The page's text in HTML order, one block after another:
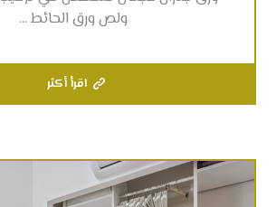
ولص ورق الحائط ...
اقرأ أكثر